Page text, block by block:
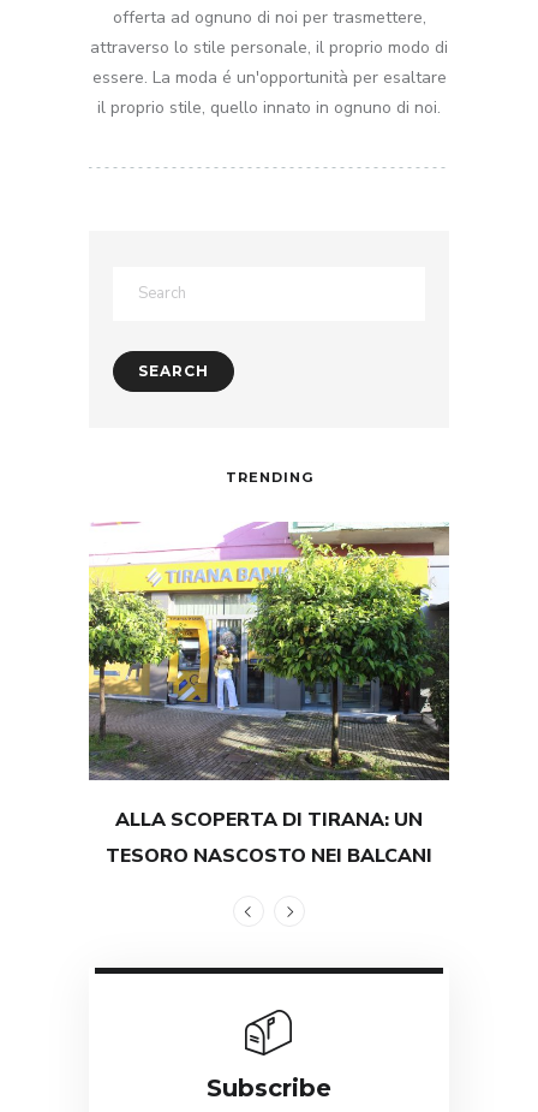
offerta ad ognuno di noi per trasmettere,
attraverso lo stile personale, il proprio modo di
essere. La moda é un'opportunità per esaltare
il proprio stile, quello innato in ognuno di noi.
TRENDING
ALLA SCOPERTA DI TIRANA: UN
TESORO NASCOSTO NEI BALCANI
Subscribe